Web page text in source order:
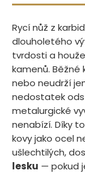
Rycí nůž z
dlouholetého
tvrdosti a
kamenů.
nebo neudrží
nedostatek
metalurgické
nenabízí. Díky
kovy jako ocel
ušlechtilých,
lesku — pokud